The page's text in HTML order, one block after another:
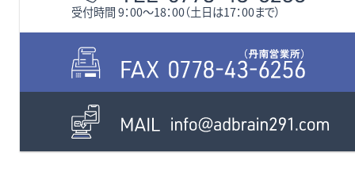
受付時間 9：00〜18：00（土日は17：00まで）